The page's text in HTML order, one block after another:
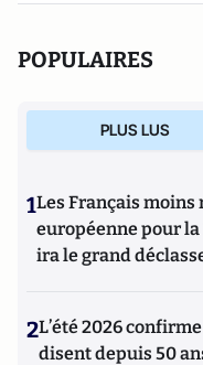
POPULAIRES
PLUS LUS
1Les Français moins
européenne pour
ira le grand
2L’été 2026
disent depuis 50